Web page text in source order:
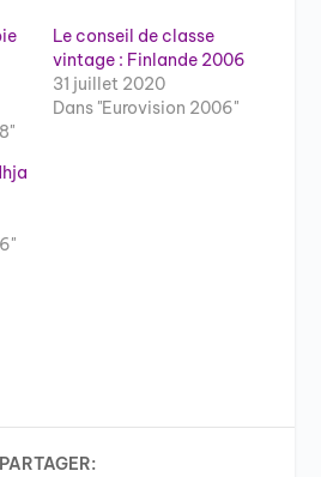
Le conseil de classe
vintage : Finlande 2006
31 juillet 2020
Dans "Eurovision 2006"
PARTAGER: